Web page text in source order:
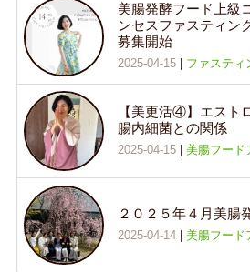
美腸発酵フード上級
ンセスファスティ
募集開始
2025-04-15| ファスティ
【美更活④】エスト
腸内細菌との関係
2025-04-15| 美腸フード
２０２５年４月美腸
2025-04-14| 美腸フード